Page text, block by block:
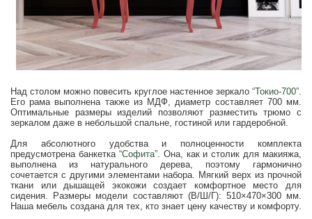
Над столом можно повесить круглое настенное зеркало “Токио-700”.
Его рама выполнена также из МДФ, диаметр составляет 700 мм.
Оптимальные размеры изделий позволяют разместить трюмо с
зеркалом даже в небольшой спальне, гостиной или гардеробной.
Для абсолютного удобства и полноценности комплекта
предусмотрена банкетка “Софита”. Она, как и столик для макияжа,
выполнена из натурального дерева, поэтому гармонично
сочетается с другими элементами набора. Мягкий верх из прочной
ткани или дышащей экокожи создает комфортное место для
сидения. Размеры модели составляют (В/Ш/Г): 510×470×300 мм.
Наша мебель создана для тех, кто знает цену качеству и комфорту.